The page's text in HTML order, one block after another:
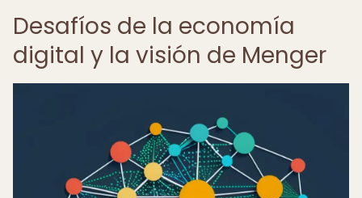
Desafíos de la economía
digital y la visión de Menger